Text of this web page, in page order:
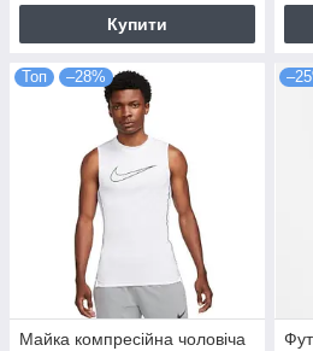
Купити
Топ –28%
Майка компресійна чоловіча